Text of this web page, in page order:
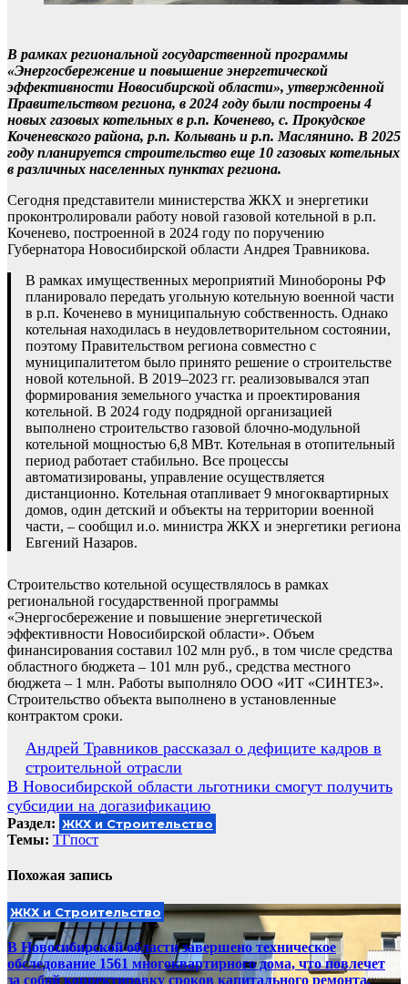
В рамках региональной государственной программы
«Энергосбережение и повышение энергетической
эффективности Новосибирской области», утвержденной
Правительством региона, в 2024 году были построены 4
новых газовых котельных в р.п. Коченево, с. Прокудское
Коченевского района, р.п. Колывань и р.п. Маслянино. В 2025
году планируется строительство еще 10 газовых котельных
в различных населенных пунктах региона.
Сегодня представители министерства ЖКХ и энергетики
проконтролировали работу новой газовой котельной в р.п.
Коченево, построенной в 2024 году по поручению
Губернатора Новосибирской области Андрея Травникова.
В рамках имущественных мероприятий Минобороны РФ
планировало передать угольную котельную военной части
в р.п. Коченево в муниципальную собственность. Однако
котельная находилась в неудовлетворительном состоянии,
поэтому Правительством региона совместно с
муниципалитетом было принято решение о строительстве
новой котельной. В 2019–2023 гг. реализовывался этап
формирования земельного участка и проектирования
котельной. В 2024 году подрядной организацией
выполнено строительство газовой блочно-модульной
котельной мощностью 6,8 МВт. Котельная в отопительный
период работает стабильно. Все процессы
автоматизированы, управление осуществляется
дистанционно. Котельная отапливает 9 многоквартирных
домов, один детский и объекты на территории военной
части, – сообщил и.о. министра ЖКХ и энергетики региона
Евгений Назаров.
Строительство котельной осуществлялось в рамках
региональной государственной программы
«Энергосбережение и повышение энергетической
эффективности Новосибирской области». Объем
финансирования составил 102 млн руб., в том числе средства
областного бюджета – 101 млн руб., средства местного
бюджета – 1 млн. Работы выполняло ООО «ИТ «СИНТЕЗ».
Строительство объекта выполнено в установленные
контрактом сроки.
Навигация
по
записям
Андрей Травников рассказал о дефиците кадров в
строительной отрасли
В Новосибирской области льготники смогут получить
субсидии на догазификацию
Раздел: ЖКХ и Строительство
Темы: ТГпост
Похожая запись
ЖКХ и Строительство
В Новосибирской области завершено техническое
обследование 1561 многоквартирного дома, что повлечет
за собой корректировку сроков капитального ремонта.